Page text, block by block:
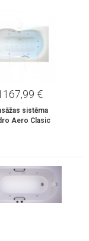
€
sistēma
Aero Clasic